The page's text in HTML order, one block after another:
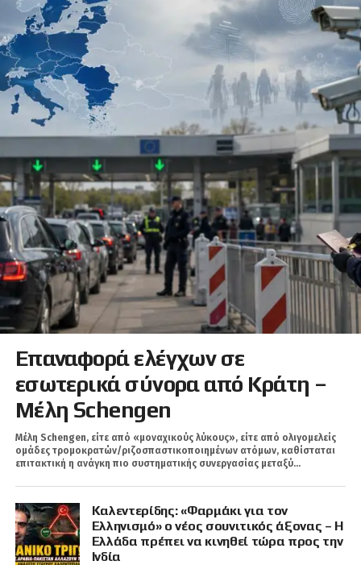
Επαναφορά ελέγχων σε
εσωτερικά σύνορα από Κράτη –
Μέλη Schengen
Μέλη Schengen, είτε από «μοναχικούς λύκους», είτε από ολιγομελείς
ομάδες τρομοκρατών/ριζοσπαστικοποιημένων ατόμων, καθίσταται
επιτακτική η ανάγκη πιο συστηματικής συνεργασίας μεταξύ...
Καλεντερίδης: «Φαρμάκι για τον
Ελληνισμό» ο νέος σουνιτικός άξονας – Η
Ελλάδα πρέπει να κινηθεί τώρα προς την
Ινδία